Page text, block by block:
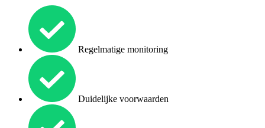
Regelmatige monitoring
Duidelijke voorwaarden